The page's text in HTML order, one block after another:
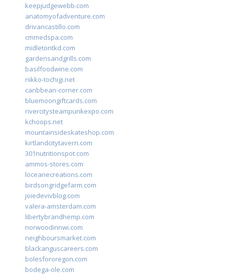
keepjudgewebb.com
anatomyofadventure.com
drivancastillo.com
cmmedspa.com
midletontkd.com
gardensandgrills.com
basilfoodwine.com
nikko-tochigi.net
caribbean-corner.com
bluemoongiftcards.com
rivercitysteampunkexpo.com
kchoops.net
mountainsideskateshop.com
kirtlandcitytavern.com
301nutritionspot.com
ammos-stores.com
loceanecreations.com
birdsongridgefarm.com
joiedevivblog.com
valera-amsterdam.com
libertybrandhemp.com
norwoodinnwi.com
neighboursmarket.com
blackanguscareers.com
bolesfororegon.com
bodega-ole.com